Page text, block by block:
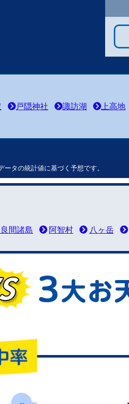
戸隠神社 諏訪湖 上高地
タの統計値に基づく予想です。
間諸島 阿智村 八ヶ岳